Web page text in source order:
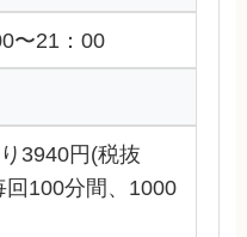
〜21：00
3940円(税抜
回100分間、1000